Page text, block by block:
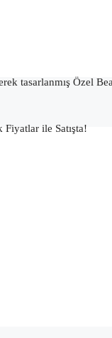
tasarlanmış Özel
Fiyatlar ile Satışta!